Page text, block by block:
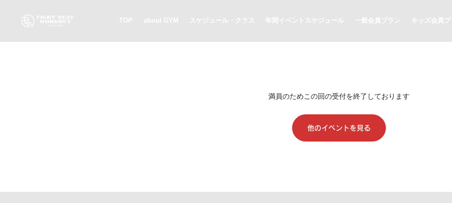
TOP about GYM スケジュール・クラス 年間イベントスケジュール 一般会員プラン キッズ会員
満員のためこの回の受付を終了しております
他のイベントを見る